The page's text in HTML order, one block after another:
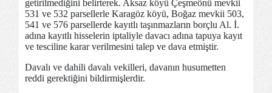
getirilmediğini belirterek. Aksaz köyü Çeşmeönü mevkii
531 ve 532 parsellerle Karagöz köyü, Boğaz mevkii 503,
541 ve 576 parsellerde kayıtlı taşınmazların borçlu Al. İ.
adına kayıtlı hisselerin iptaliyle davacı adına tapuya kayıt
ve tesciline karar verilmesini talep ve dava etmiştir.
Davalı ve dahili davalı vekilleri, davanın husumetten
reddi gerektiğini bildirmişlerdir.